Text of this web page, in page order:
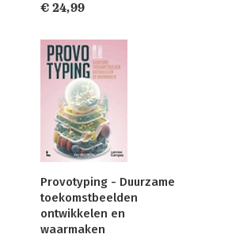
€ 24,99
Provotyping - Duurzame
toekomstbeelden
ontwikkelen en
waarmaken